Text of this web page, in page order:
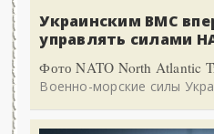
Украинским ВМС
управлять силами
Фото NATO North Atlantic
Военно-морские силы